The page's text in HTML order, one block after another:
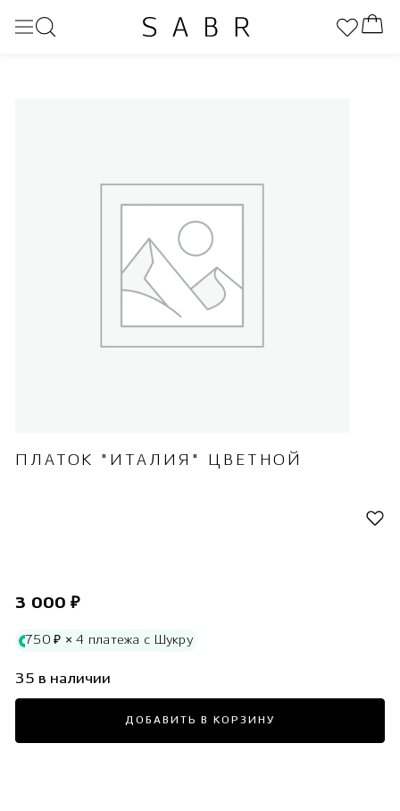
ПЛАТОК "ИТАЛИЯ" ЦВЕТНОЙ
3 000 ₽
750 ₽ × 4 платежа с Шукру
35 в наличии
ДОБАВИТЬ В КОРЗИНУ